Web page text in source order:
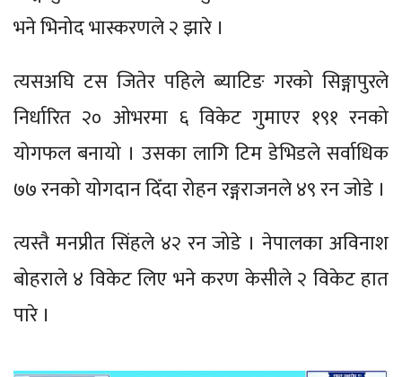
भने भिनोद भास्करणले २ झारे ।
त्यसअघि टस जितेर पहिले ब्याटिङ गरको सिङ्गापुरले
निर्धारित २० ओभरमा ६ विकेट गुमाएर १९१ रनको
योगफल बनायो । उसका लागि टिम डेभिडले सर्वाधिक
७७ रनको योगदान दिँदा रोहन रङ्गराजनले ४९ रन जोडे ।
त्यस्तै मनप्रीत सिंहले ४२ रन जोडे । नेपालका अविनाश
बोहराले ४ विकेट लिए भने करण केसीले २ विकेट हात
पारे ।